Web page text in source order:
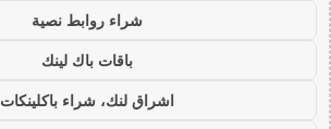
شراء روابط نصية
باقات باك لينك
اشراق لنك، شراء باكلينكات